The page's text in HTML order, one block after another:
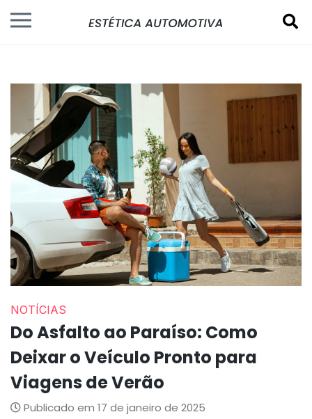
NOTÍCIAS
Do Asfalto ao Paraíso: Como
Deixar o Veículo Pronto para
Viagens de Verão
Publicado em 17 de janeiro de 2025